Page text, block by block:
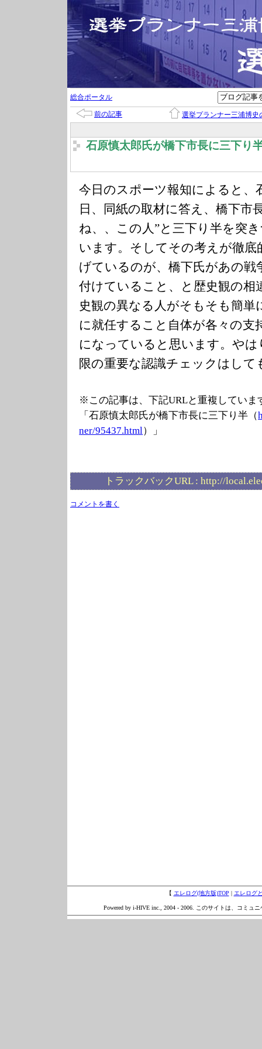
総合ポータル
前の記事 選挙プランナー三浦博史
石原慎太郎氏が橋下市長に三下り
今日のスポーツ報知によると、
日、同紙の取材に答え、橋下市
ね、、この人”と三下り半を突
います。そしてその考えが徹
げているのが、橋下氏があの戦
付けていること、と歴史観の相
史観の異なる人がそもそも簡単
に就任すること自体が各々の支
になっていると思います。やは
限の重要な認識チェックはし
※この記事は、下記URLと重複していま
「石原慎太郎氏が橋下市長に三下り半（
ner/95437.html ）」
トラックバックURL : http://
コメントを書く
【 エレログ(地方版)TOP | エレログ
Powered by i-HIVE inc., 2004 - 2006. このサイトは、コミュ